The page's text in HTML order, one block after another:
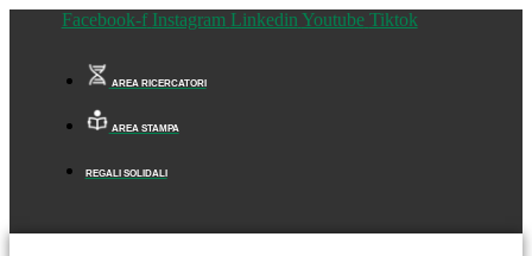
Facebook-f Instagram Linkedin Youtube Tiktok
AREA RICERCATORI
AREA STAMPA
REGALI SOLIDALI